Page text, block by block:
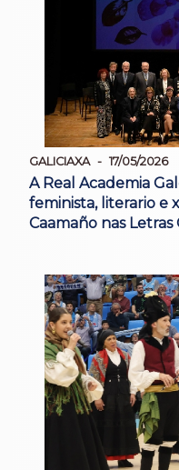
GALICIAXA 17/05/2026
A Real Academia
feminista, literario e
Caamaño nas Letras